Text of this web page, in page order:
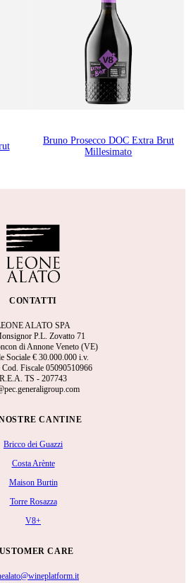
Bruno Prosecco DOC Extra Brut
Millesimato
CONTATTI
ALATO SPA
P.L. Zovatto 71
di Annone Veneto (VE)
Sociale € 30.000.000 i.v.
Cod. Fiscale 05090510966
R.E.A. TS - 207743
CANTINE
Bricco dei Guazzi
Costa Arènte
Maison Burtin
Torre Rosazza
V8+
CARE